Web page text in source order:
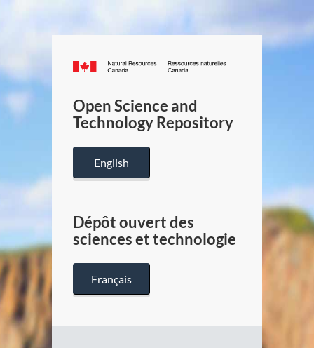
Canada.ca
/
Canada
Open Science and
Technology Repository
English
Dépôt ouvert des
sciences et technologie
Français